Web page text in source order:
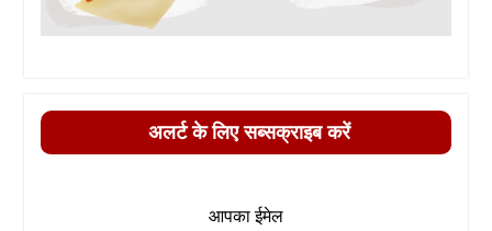
अलर्ट के लिए सब्सक्राइब करें
आपका ईमेल